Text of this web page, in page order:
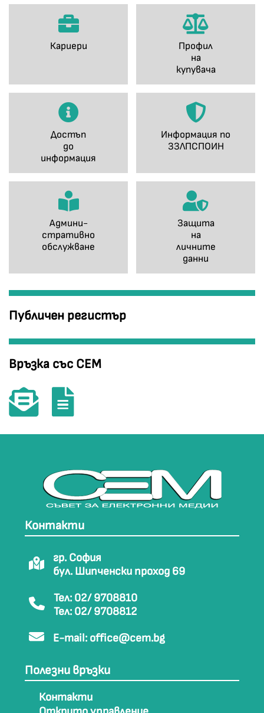
Кариери
Профил
на
купувача
Достъп
до
информация
Информация по
ЗЗЛПСПОИН
Админи-
стративно
обслужване
Защита
на
личните
данни
Публичен регистър
Връзка със СЕМ
Контакти
гр. София
бул. Шипченски проход 69
Тел: 02/ 9708810
Тел: 02/ 9708812
E-mail: office@cem.bg
Полезни връзки
Контакти